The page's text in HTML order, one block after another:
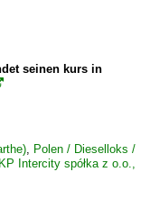
seinen kurs in
, Polen / Dieselloks /
Intercity spółka z o.o.,